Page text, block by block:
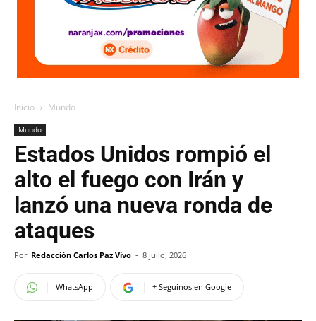
Inicio Mundo
Mundo
Estados Unidos rompió el
alto el fuego con Irán y
lanzó una nueva ronda de
ataques
Por Redacción Carlos Paz Vivo - 8 julio, 2026
WhatsApp + Seguinos en Google